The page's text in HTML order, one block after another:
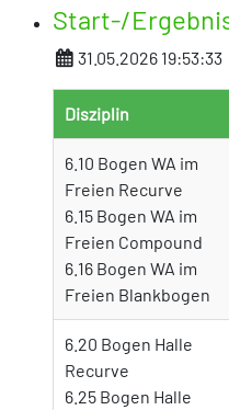
Start-/
Details31.05.2026 19:53:33
Disziplin
6.10 Bogen WA im
Freien Recurve
6.15 Bogen WA im
Freien Compound
6.16 Bogen WA im
Freien Blankbogen
6.20 Bogen Halle
Recurve
6.25 Bogen Halle